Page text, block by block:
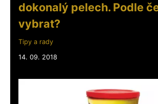
dokonalý pelech. Podle
vybrat?
Tipy a rady
14. 09. 2018